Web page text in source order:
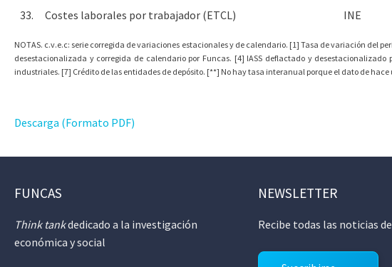
33.
Costes laborales por trabajador (ETCL) INE
NOTAS. c.v.e.c: serie corregida de variaciones estacionales y de calendario. [1] Tasa de variación del
desestacionalizada y corregida de calendario por Funcas. [4] IASS deflactado y
industriales. [7] Crédito de las entidades de depósito. [**] No hay tasa interanual porque el dato de hace
Descarga (Formato PDF)
FUNCAS
Think tankdedicado a la investigación
económica y social
NEWSLETTER
Recibe todas las noticias